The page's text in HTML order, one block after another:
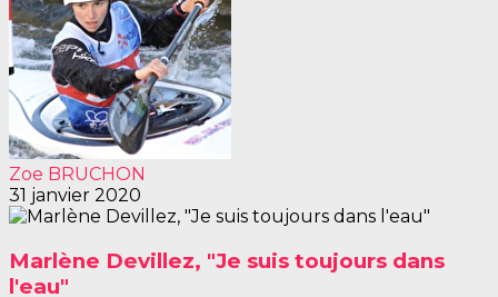
Zoe BRUCHON
31 janvier 2020
Marlène Devillez, "Je suis toujours dans
l'eau"